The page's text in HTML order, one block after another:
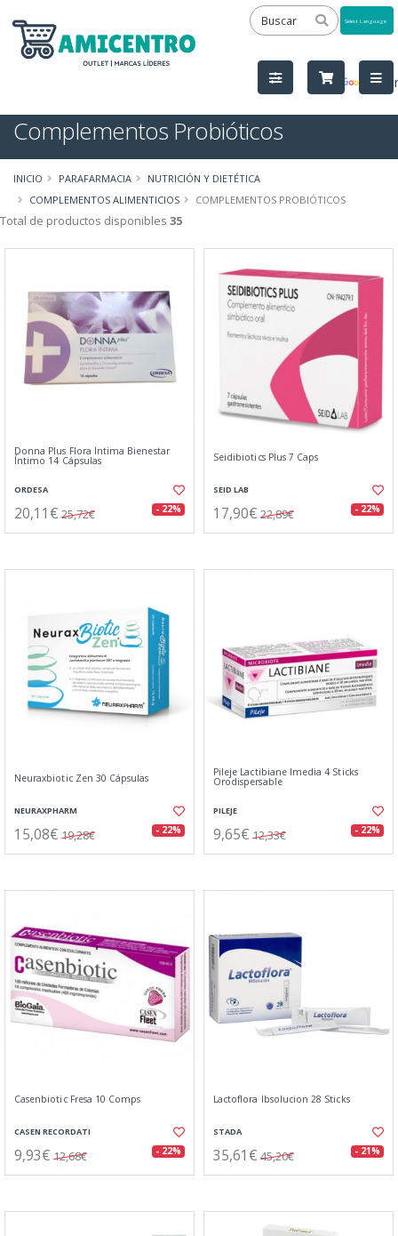
by
Complementos Probióticos
INICIO PARAFARMACIA
NUTRICIÓN Y DIETÉTICA
COMPLEMENTOS ALIMENTICIOS
COMPLEMENTOS PROBIÓTICOS
Total de productos disponibles 35
Donna Plus Flora Íntima Bienestar
Íntimo 14 Cápsulas
ORDESA
20,11€ 25,72€ - 22%
Seidibiotics Plus 7 Caps
SEID LAB
17,90€ 22,89€ - 22%
Neuraxbiotic Zen 30 Cápsulas
NEURAXPHARM
15,08€ 19,28€ - 22%
Pileje Lactibiane Imedia 4 Sticks
Orodispersable
PILEJE
9,65€ 12,33€ - 22%
Casenbiotic Fresa 10 Comps
CASEN RECORDATI
9,93€ 12,68€ - 22%
Lactoflora Ibsolucion 28 Sticks
STADA
35,61€ 45,20€ - 21%